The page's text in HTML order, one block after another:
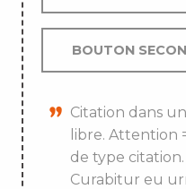
BOUTON
Citation dans
libre. Attention
de type citation.
Curabitur eu